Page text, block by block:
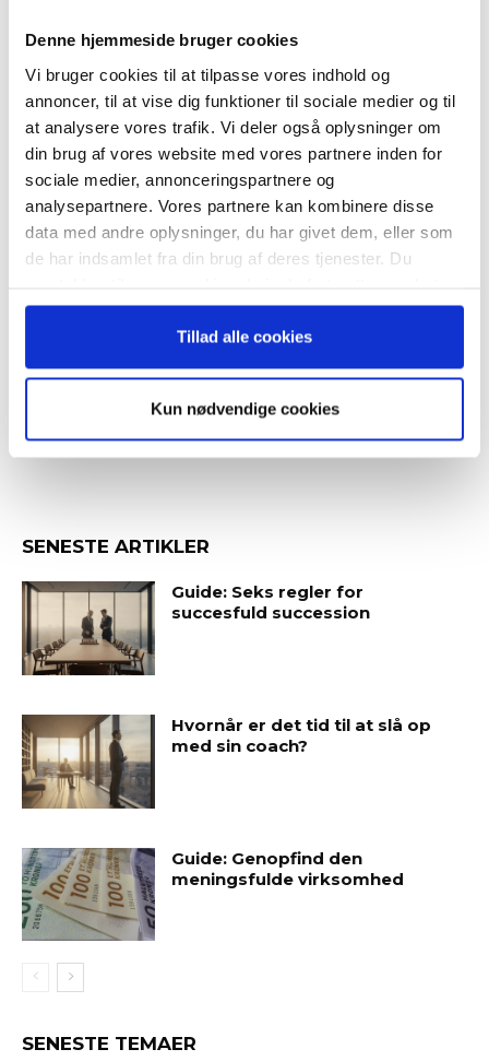
Denne hjemmeside bruger cookies
Vi bruger cookies til at tilpasse vores indhold og
annoncer, til at vise dig funktioner til sociale medier og til
at analysere vores trafik. Vi deler også oplysninger om
din brug af vores website med vores partnere inden for
sociale medier, annonceringspartnere og
analysepartnere. Vores partnere kan kombinere disse
data med andre oplysninger, du har givet dem, eller som
de har indsamlet fra din brug af deres tjenester. Du
anvende vores hjemmeside.
Tillad alle cookies
Kun nødvendige cookies
RELATEREDE ARTIKLER
Guide: Seks regler for
succesfuld succession
med sin coach?
SENESTE ARTIKLER
Guide: Seks regler for
succesfuld succession
Hvornår er det tid til at slå op
med sin coach?
Guide: Genopfind den
meningsfulde virksomhed
SENESTE TEMAER